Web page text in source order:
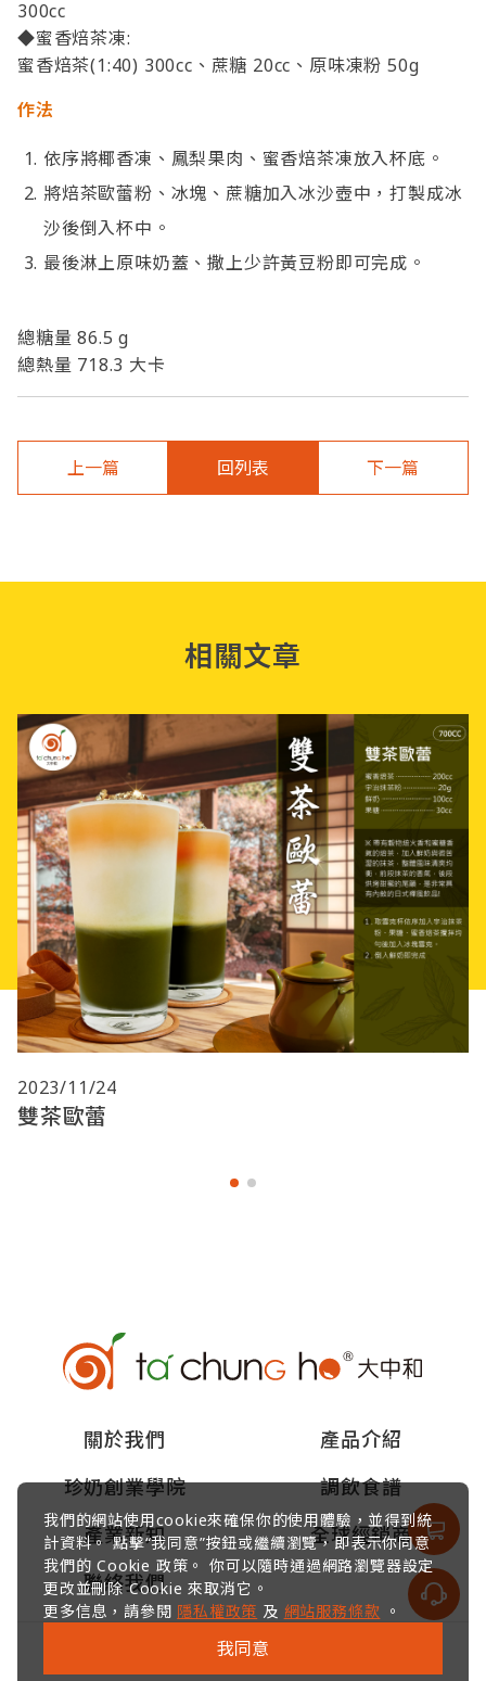
300cc
◆蜜香焙茶凍:
蜜香焙茶(1:40) 300cc、蔗糖 20cc、原味凍粉 50g
作法
依序將椰香凍、鳳梨果肉、蜜香焙茶凍放入杯底。
將焙茶歐蕾粉、冰塊、蔗糖加入冰沙壺中，打製成冰
沙後倒入杯中。
最後淋上原味奶蓋、撒上少許黃豆粉即可完成。
總糖量 86.5 g
總熱量 718.3 大卡
上一篇 回列表 下一篇
相關文章
2023/11/24
雙茶歐蕾
關於我們
產品介紹
珍奶創業學院
調飲食譜
產業新知
全球經銷商
聯絡我們
我們的網站使用cookie來確保你的使用體驗，並得到統
計資料。 點擊“我同意”按鈕或繼續瀏覽，即表示你同意
我們的 Cookie 政策。 你可以隨時通過網路瀏覽器設定
更改並刪除 Cookie 來取消它。
更多信息，請參閱 隱私權政策 及 網站服務條款 。
我同意